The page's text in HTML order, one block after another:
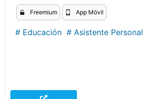
Freemium App Móvil
# Educación # Asistente Personal